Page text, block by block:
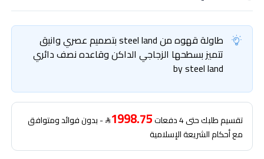
طاولة قهوه من steel land بتصميم عصري وانيق
تتميز بسطحها الزجاجي الداكن وقاعده نصف دائري
by steel land
تقسيم طلبك حتى 4 دفعات 1998.75 - بدون فوائد ومتوافق
مع أحكام الشريعة الإسلامية